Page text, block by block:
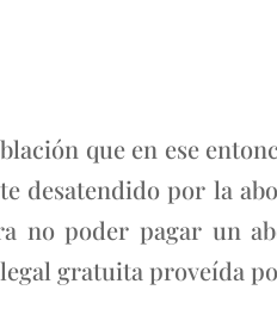
que en ese
desatendido por la
no poder pagar un
gratuita proveída